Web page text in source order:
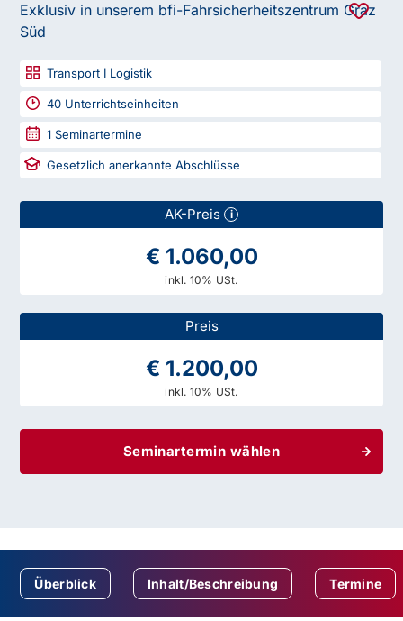
Exklusiv in unserem bfi-Fahrsicherheitszentrum Graz
Süd
Transport I Logistik
40 Unterrichtseinheiten
1 Seminartermine
Gesetzlich anerkannte Abschlüsse
AK-Preis i
€ 1.060,00
inkl. 10% USt.
Preis
€ 1.200,00
inkl. 10% USt.
Seminartermin wählen
Überblick Inhalt/Beschreibung Termine